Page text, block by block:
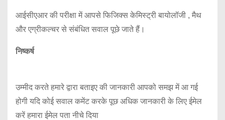
आईसीएआर की परीक्षा में आपसे फिजिक्स केमिस्ट्री बायोलॉजी , मैथ
और एग्रीकल्चर से संबंधित सवाल पूछे जाते हैं।
निष्कर्ष
उम्मीद करते हमारे द्वारा बताइए की जानकारी आपको समझ में आ गई
होगी यदि कोई सवाल कमेंट करके पूछ अधिक जानकारी के लिए ईमेल
करें हमारा ईमेल पता नीचे दिया